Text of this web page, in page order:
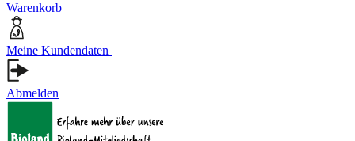
Warenkorb
Meine Kundendaten
Abmelden